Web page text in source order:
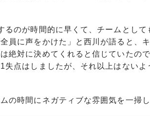
るのが時間的に早くて、チームとし
員に声をかけた」と西川が語ると、
絶対に決めてくれると信じていたの
失点はしましたが、それ以上はない
の時間にネガティブな雰囲気を一掃し